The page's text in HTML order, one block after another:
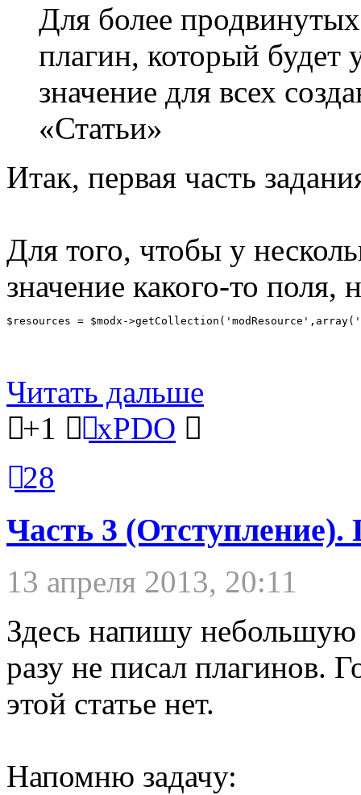
Для более
плагин, который будет
значение для всех
«Статьи»
Итак, первая часть
Для того, чтобы у
значение какого-то
$resources = $modx-
Читать дальше
+1
xPDO
28
Часть 3
13 апреля 2013, 20:11
Здесь напишу небольшую
разу не писал плагинов.
этой статье нет.
Напомню задачу: